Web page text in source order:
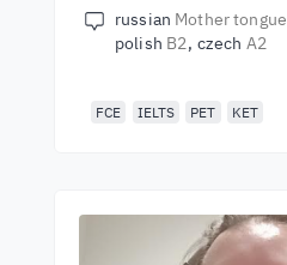
russian Mother tongue
polish B2 czech A2
FCE IELTS PET KET